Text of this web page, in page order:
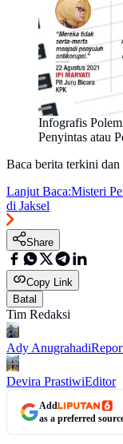
Infografis
Penyintas atau
Baca berita terkini dan
Lanjut Baca:Misteri
di Jaksel
Share
Copy Link
Batal
Tim Redaksi
Ady Anugrahadi
Devira PrastiwiEditor
Add
as a preferred